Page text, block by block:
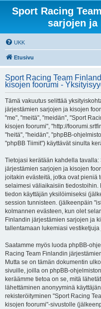
Sport Racing
sarjojen ja
UKK
Etusivu
Sport Racing Team
kisojen foorumi -
Tämä vakuutus selittää
järjestämien sarjojen ja kisojen
"me", "meitä", "meidän", "Sport
kisojen foorumi", "http://
"heitä", "heidän", "phpBB-
"phpBB Tiimit") käyttävät sinulta
Tietojasi kerätään kahdella
järjestämien sarjojen ja kisojen
joitakin evästeitä, jotka ovat pieniä
selaimesi väliaikaisiin tiedostoihin.
tiedon käyttäjän yksilöimiseksi
session tunnisteen. (jälkeenpäin
kolmannen evästeen, kun olet
Finlandin järjestämien sarjojen ja
tallentamaan lukemiasi
Saatamme myös luoda phpBB-
Racing Team Finlandin
Mutta se on tämän dokumentin
sivuille, joilla on phpBB-
keräämme tietoa on se, mitä
lähettäminen anonyyminä
rekisteröityminen "Sport Racing
kisojen foorumi"-sivustolle